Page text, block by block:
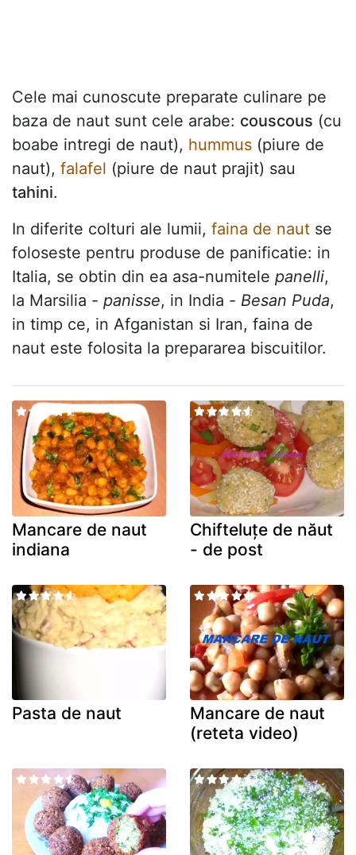
Cele mai cunoscute preparate culinare pe
baza de naut sunt cele arabe: couscous (cu
boabe intregi de naut), hummus (piure de
naut), falafel (piure de naut prajit) sau
tahini.
In diferite colturi ale lumii, faina de naut se
foloseste pentru produse de panificatie: in
Italia, se obtin din ea asa-numitele panelli,
la Marsilia - panisse, in India - Besan Puda,
in timp ce, in Afganistan si Iran, faina de
naut este folosita la prepararea biscuitilor.
Mancare de naut
indiana
Chifteluțe de năut
- de post
Pasta de naut
Mancare de naut
(reteta video)